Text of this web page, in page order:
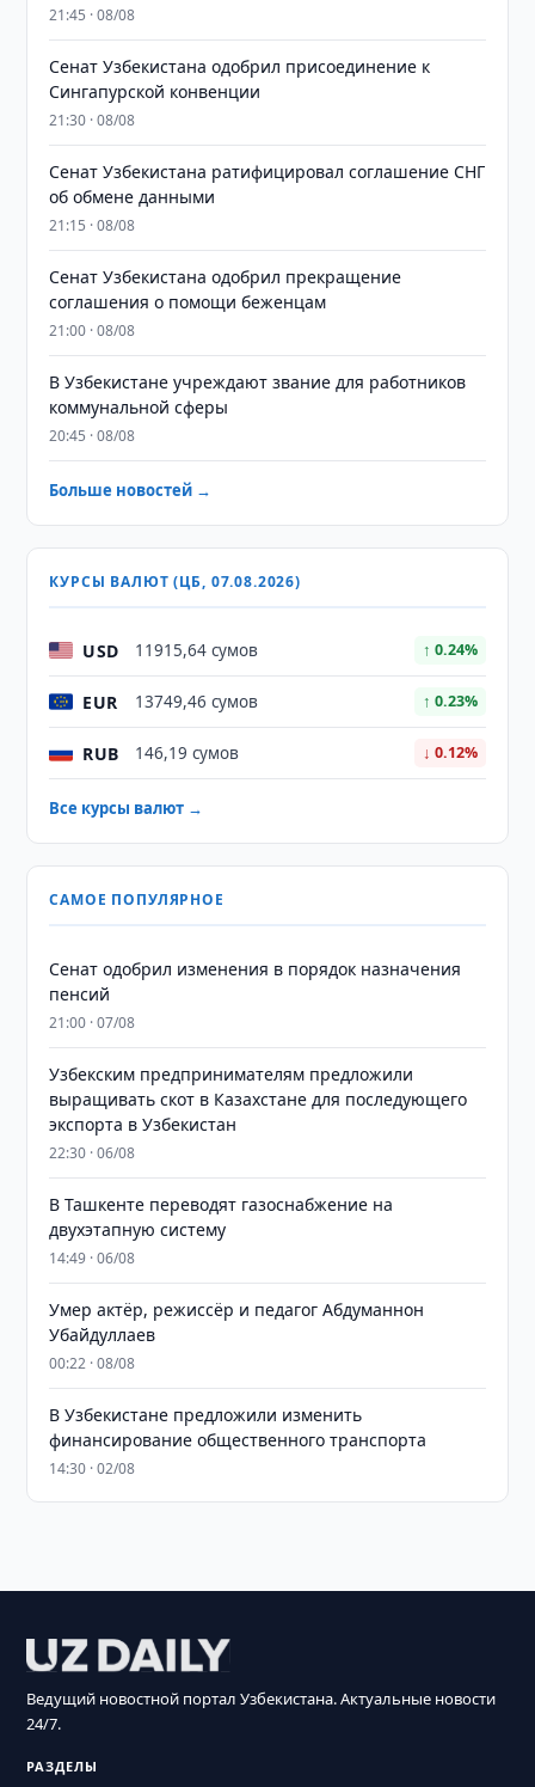
21:45 · 08/08
Сенат Узбекистана одобрил присоединение к
Сингапурской конвенции
21:30 · 08/08
Сенат Узбекистана ратифицировал соглашение СНГ
об обмене данными
21:15 · 08/08
Сенат Узбекистана одобрил прекращение
соглашения о помощи беженцам
21:00 · 08/08
В Узбекистане учреждают звание для работников
коммунальной сферы
20:45 · 08/08
Больше новостей →
КУРСЫ ВАЛЮТ (ЦБ, 07.08.2026)
USD 11915,64 сумов ↑ 0.24%
EUR 13749,46 сумов ↑ 0.23%
RUB 146,19 сумов ↓ 0.12%
Все курсы валют →
САМОЕ ПОПУЛЯРНОЕ
Сенат одобрил изменения в порядок назначения
пенсий
21:00 · 07/08
Узбекским предпринимателям предложили
выращивать скот в Казахстане для последующего
экспорта в Узбекистан
22:30 · 06/08
В Ташкенте переводят газоснабжение на
двухэтапную систему
14:49 · 06/08
Умер актёр, режиссёр и педагог Абдуманнон
Убайдуллаев
00:22 · 08/08
В Узбекистане предложили изменить
финансирование общественного транспорта
14:30 · 02/08
Ведущий новостной портал Узбекистана. Актуальные новости
24/7.
РАЗДЕЛЫ